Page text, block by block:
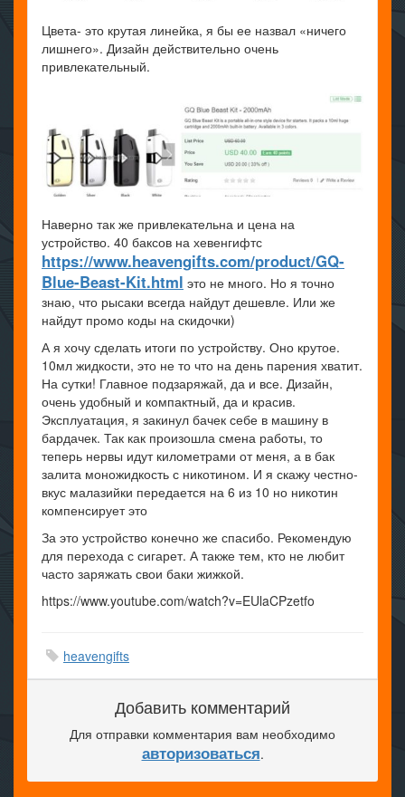
Цвета- это крутая линейка, я бы ее назвал «ничего
лишнего». Дизайн действительно очень
привлекательный.
Наверно так же привлекательна и цена на
устройство. 40 баксов на хевенгифтс
https://www.heavengifts.com/product/GQ-
Blue-Beast-Kit.html это не много. Но я точно
знаю, что рысаки всегда найдут дешевле. Или же
найдут промо коды на скидочки)
А я хочу сделать итоги по устройству. Оно крутое.
10мл жидкости, это не то что на день парения хватит.
На сутки! Главное подзаряжай, да и все. Дизайн,
очень удобный и компактный, да и красив.
Эксплуатация, я закинул бачек себе в машину в
бардачек. Так как произошла смена работы, то
теперь нервы идут километрами от меня, а в бак
залита моножидкость с никотином. И я скажу честно-
вкус малазийки передается на 6 из 10 но никотин
компенсирует это
За это устройство конечно же спасибо. Рекомендую
для перехода с сигарет. А также тем, кто не любит
часто заряжать свои баки жижкой.
https://www.youtube.com/watch?v=EUlaCPzetfo
heavengifts
Добавить комментарий
Для отправки комментария вам необходимо
авторизоваться.